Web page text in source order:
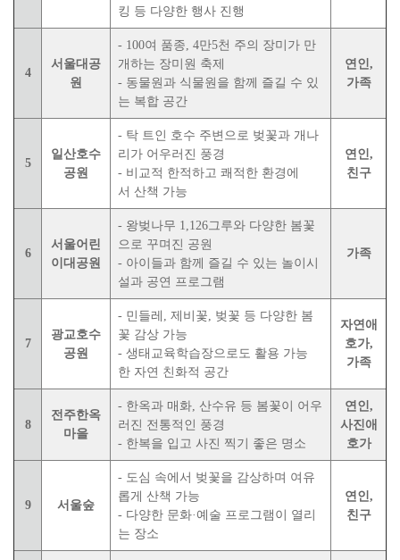
킹 등 다양한 행사 진행
4
서울대공
원
- 100여 품종, 4만5천 주의 장미가 만
개하는 장미원 축제
- 동물원과 식물원을 함께 즐길 수 있
는 복합 공간
연인,
가족
5
일산호수
공원
- 탁 트인 호수 주변으로 벚꽃과 개나
리가 어우러진 풍경
- 비교적 한적하고 쾌적한 환경에
서 산책 가능
연인,
친구
6
서울어린
이대공원
- 왕벚나무 1,126그루와 다양한 봄꽃
으로 꾸며진 공원
- 아이들과 함께 즐길 수 있는 놀이시
설과 공연 프로그램
가족
7
광교호수
공원
- 민들레, 제비꽃, 벚꽃 등 다양한 봄
꽃 감상 가능
- 생태교육학습장으로도 활용 가능
한 자연 친화적 공간
자연애
호가,
가족
8
전주한옥
마을
- 한옥과 매화, 산수유 등 봄꽃이 어우
러진 전통적인 풍경
- 한복을 입고 사진 찍기 좋은 명소
연인,
사진애
호가
9 서울숲
- 도심 속에서 벚꽃을 감상하며 여유
롭게 산책 가능
- 다양한 문화·예술 프로그램이 열리
는 장소
연인,
친구